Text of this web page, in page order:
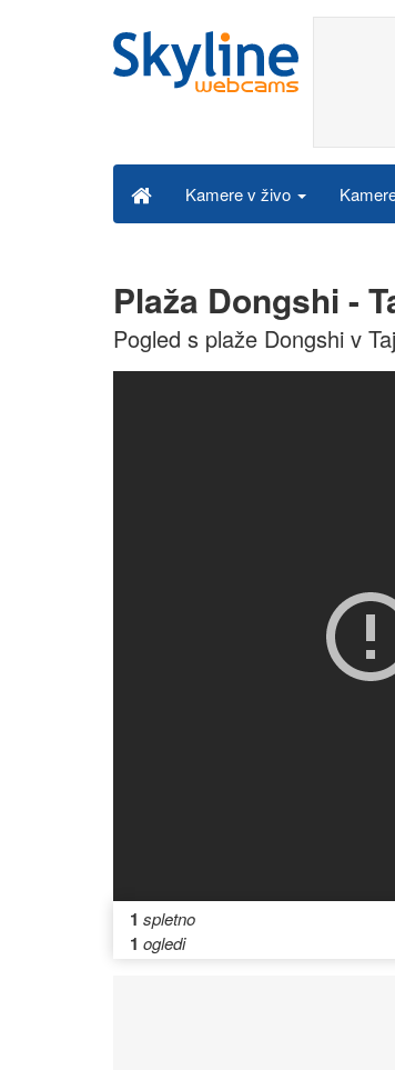
Kamere v živo
Plaža Dongshi -
Pogled s plaže Dongshi v
1 spletno
1 ogledi